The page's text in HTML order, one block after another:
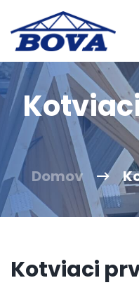
Domov
Kotviaci